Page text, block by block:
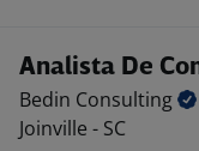
Analista De
Bedin Consulting
Joinville - SC